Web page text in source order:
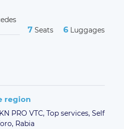
7 Seats 6 Luggages
region
KN PRO VTC, Top services, Self
Rabia